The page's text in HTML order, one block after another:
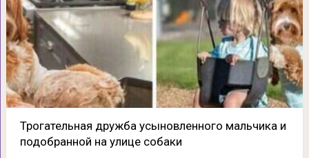
Трогательная дружба усыновленного мальчика и
подобранной на улице собаки